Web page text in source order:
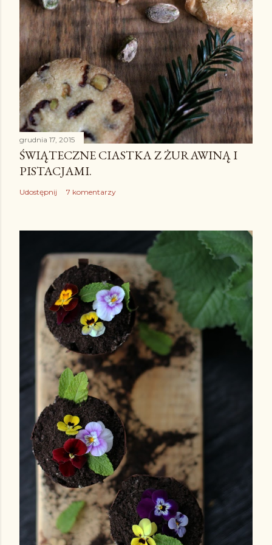
r
z
grudnia 17, 2015
ŚWIĄTECZNE CIASTKA Z ŻURAWINĄ I
PISTACJAMI.
Udostępnij 7 komentarzy